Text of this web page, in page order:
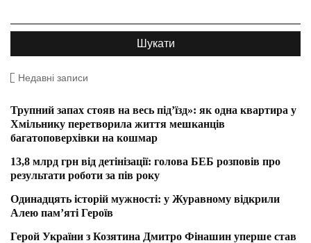
Недавні записи
Трупний запах стояв на весь під’їзд»: як одна квартира у
Хмільнику перетворила життя мешканців
багатоповерхівки на кошмар
13,8 млрд грн від детінізації: голова БЕБ розповів про
результати роботи за пів року
Одинадцять історій мужності: у Журавному відкрили
Алею пам’яті Героїв
Герой України з Козятина Дмитро Фінашин уперше став